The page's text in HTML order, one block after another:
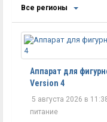
Все регионы
Аппарат для
Version 4
5 августа 2026 в
питание